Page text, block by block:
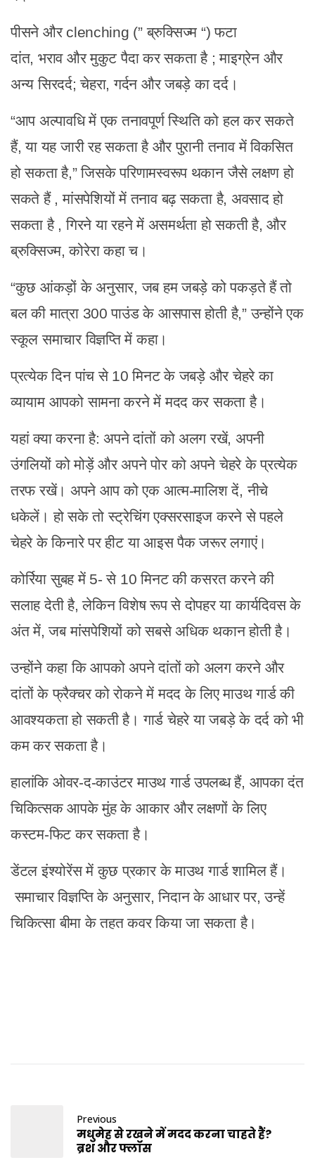
पीसने और clenching (”ब्रुक्सिज्म “) फटा
दांत, भरावऔर मुकुटपैदा कर सकता है ;माइग्रेनऔर
अन्य सिरदर्द;चेहरा, गर्दन और जबड़े का दर्द।
“आप अल्पावधि में एक तनावपूर्ण स्थिति को हल कर सकते
हैं, या यह जारी रह सकता है और पुरानी तनाव में विकसित
हो सकता है,” जिसके परिणामस्वरूप थकानजैसे लक्षण हो
सकते हैं , मांसपेशियों में तनाव बढ़ सकता है, अवसाद हो
सकता है, गिरने या रहने में असमर्थता हो सकती है, और
ब्रुक्सिज्म, कोरेरा कहा च।
“कुछ आंकड़ों के अनुसार, जब हम जबड़े को पकड़ते हैं तो
बल की मात्रा 300 पाउंड के आसपास होती है,” उन्होंने एक
स्कूल समाचार विज्ञप्ति में कहा।
प्रत्येक दिन पांच से 10 मिनट के जबड़े और चेहरे का
व्यायाम आपको सामना करने में मदद कर सकता है।
यहां क्या करना है: अपने दांतों को अलग रखें, अपनी
उंगलियों को मोड़ें और अपने पोर को अपने चेहरे के प्रत्येक
तरफ रखें। अपने आप को एक आत्म-मालिश दें, नीचे
धकेलें।हो सके तो स्ट्रेचिंग एक्सरसाइज करने से पहले
चेहरे के किनारे पर हीट या आइस पैक जरूर लगाएं।
कोर्रिया सुबह में 5- से 10 मिनट की कसरत करने की
सलाह देती है, लेकिन विशेष रूप से दोपहर या कार्यदिवस के
अंत में, जब मांसपेशियों को सबसे अधिक थकान होती है।
उन्होंने कहा कि आपको अपने दांतों को अलग करने और
दांतों के फ्रैक्चर को रोकने में मदद के लिए माउथ गार्ड की
आवश्यकता हो सकती है।गार्ड चेहरे या जबड़े के दर्द को भी
कम कर सकता है।
हालांकि ओवर-द-काउंटर माउथ गार्ड उपलब्ध हैं, आपका दंत
चिकित्सक आपके मुंह के आकार और लक्षणों के लिए
कस्टम-फिट कर सकता है।
डेंटल इंश्योरेंस में कुछ प्रकार के माउथ गार्ड शामिल हैं।
समाचार विज्ञप्ति के अनुसार, निदान के आधार पर, उन्हें
चिकित्सा बीमा के तहत कवर किया जा सकता है।
Previous
मधुमेह से रखने में मदद करना चाहते हैं?
ब्रश और फ्लॉस